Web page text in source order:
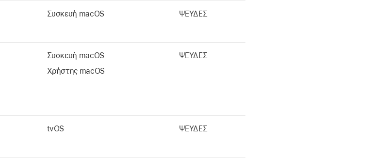
Συσκευή macOS ΨΕΥΔΕΣ
Συσκευή macOS
Χρήστης macOS
ΨΕΥΔΕΣ
tvOS ΨΕΥΔΕΣ